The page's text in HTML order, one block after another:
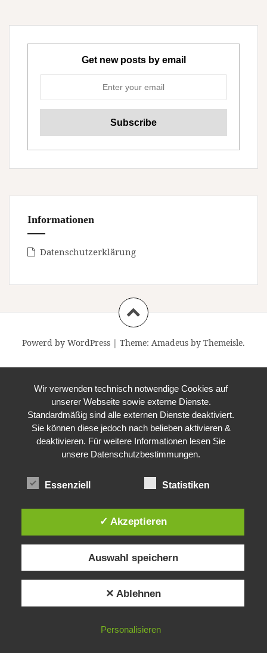
Get new posts by email
Informationen
Datenschutzerklärung
Powerd by WordPress | Theme: Amadeus by Themeisle.
Wir verwenden technisch notwendige Cookies auf
unserer Webseite sowie externe Dienste.
Standardmäßig sind alle externen Dienste deaktiviert.
Sie können diese jedoch nach belieben aktivieren &
deaktivieren. Für weitere Informationen lesen Sie
unsere Datenschutzbestimmungen.
Essenziell Statistiken
✓ Akzeptieren
Auswahl speichern
✕ Ablehnen
Personalisieren